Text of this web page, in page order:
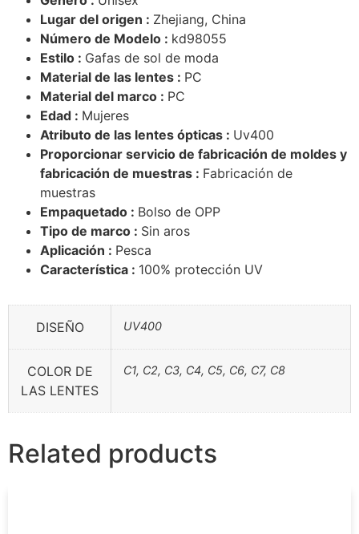
Lugar del origen : Zhejiang, China
Número de Modelo : kd98055
Estilo : Gafas de sol de moda
Material de las lentes : PC
Material del marco : PC
Edad : Mujeres
Atributo de las lentes ópticas : Uv400
Proporcionar servicio de fabricación de moldes y
fabricación de muestras : Fabricación de
muestras
Empaquetado : Bolso de OPP
Tipo de marco : Sin aros
Aplicación : Pesca
Característica : 100% protección UV
DISEÑO UV400
COLOR DE
LAS LENTES
C1, C2, C3, C4, C5, C6, C7, C8
Related products